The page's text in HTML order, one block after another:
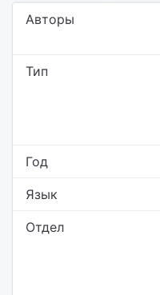
Авторы
Тип
Год
Язык
Отдел